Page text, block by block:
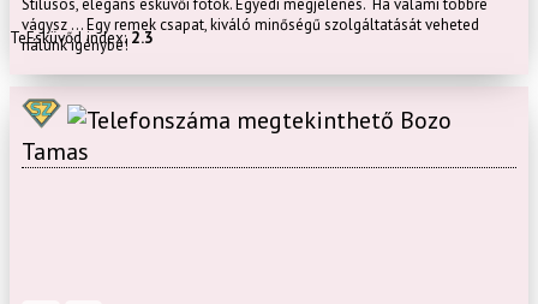
Stílusos, elegáns esküvői fotók. Egyedi megjelenés. Ha valami többre
vágysz ... Egy remek csapat, kiváló minőségű szolgáltatását veheted
nálunk igénybe!
TeEsküvőd index:2.3
Bozo
Tamas